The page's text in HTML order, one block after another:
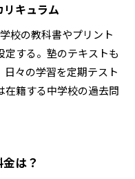
キュラム
校の教科書やプリント
する。塾のテキストも
々の学習を定期テスト
在籍する中学校の過去問
は？